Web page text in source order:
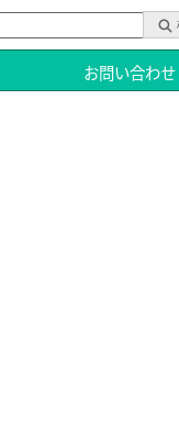
お問い合わせ